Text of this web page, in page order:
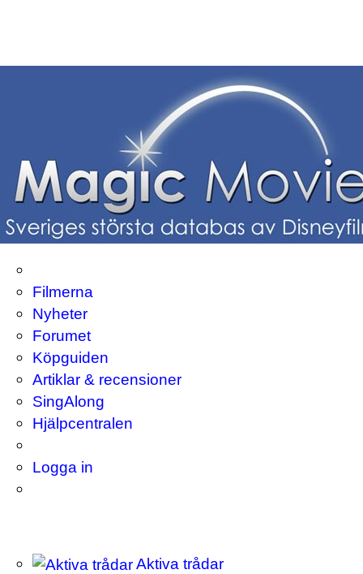
Filmerna
Nyheter
Forumet
Köpguiden
Artiklar & recensioner
SingAlong
Hjälpcentralen
Logga in
Aktiva trådar